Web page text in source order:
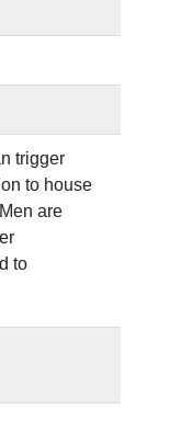
trigger
to house
are
to